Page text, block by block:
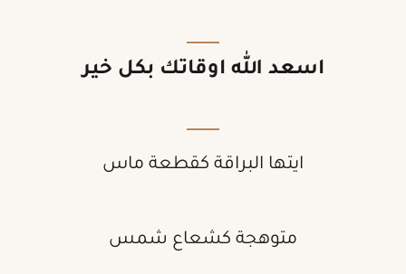
اسعد الله اوقاتك بكل خير
ايتها البراقة كقطعة ماس
متوهجة كشعاع شمس